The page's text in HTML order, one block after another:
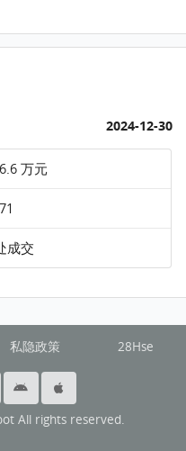
2024-12-30
万元
成交
私隐政策 28Hse
All rights reserved.